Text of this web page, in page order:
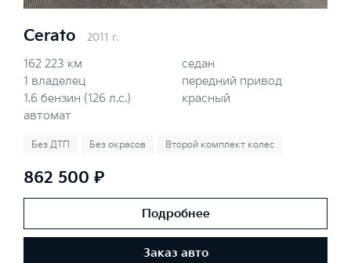
Cerato 2011 г.
162 223 км
1 владелец
1.6 бензин (126 л.с.)
автомат
седан
передний привод
красный
Без ДТП Без окрасов Второй комплект колес
862 500 ₽
Подробнее
Заказ авто